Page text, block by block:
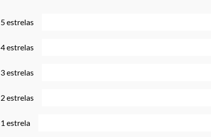
5 estrelas
4 estrelas
3 estrelas
2 estrelas
1 estrela